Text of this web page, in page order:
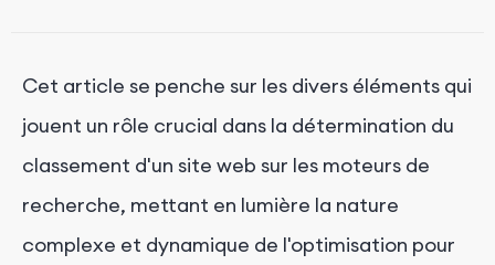
Cet article se penche sur les divers éléments qui
jouent un rôle crucial dans la détermination du
classement d'un site web sur les moteurs de
recherche, mettant en lumière la nature
complexe et dynamique de l'optimisation pour